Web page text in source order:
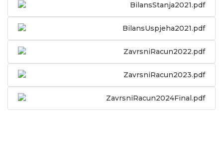
BilansStanja2021.pdf
BilansUspjeha2021.pdf
ZavrsniRacun2022.pdf
ZavrsniRacun2023.pdf
ZavrsniRacun2024Final.pdf